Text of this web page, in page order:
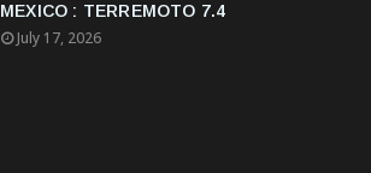
MEXICO : TERREMOTO 7.4
July 17, 2026